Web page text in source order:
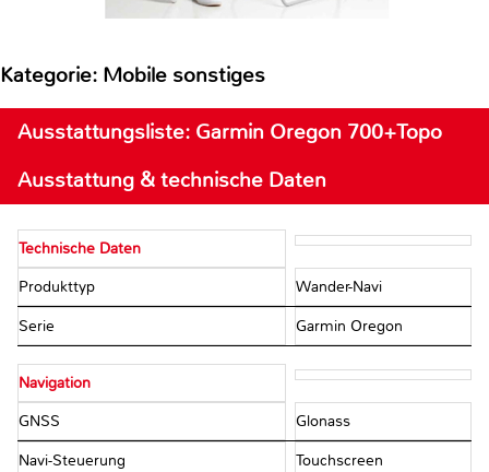
Kategorie: Mobile sonstiges
Ausstattungsliste: Garmin Oregon 700+Topo
Ausstattung & technische Daten
Technische Daten
Produkttyp Wander-Navi
Serie Garmin Oregon
Navigation
GNSS Glonass
Navi-Steuerung Touchscreen